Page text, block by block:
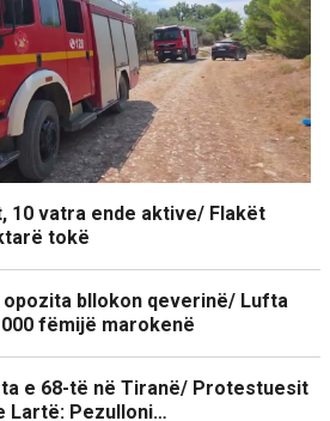
10 vatra ende aktive/ Flakët
tokë
opozita bllokon qeverinë/ Lufta
fëmijë marokenë
e 68-të në Tiranë/ Protestuesit
Lartë: Pezulloni…